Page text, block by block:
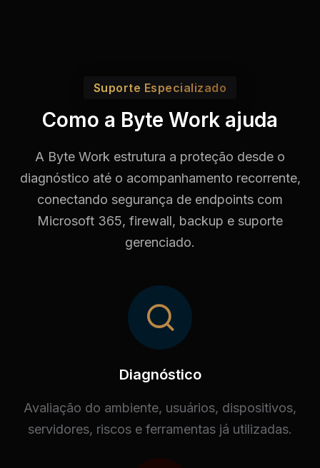
Suporte Especializado
Como a Byte Work ajuda
A Byte Work estrutura a proteção desde o
diagnóstico até o acompanhamento recorrente,
conectando segurança de endpoints com
Microsoft 365, firewall, backup e suporte
gerenciado.
Diagnóstico
Avaliação do ambiente, usuários, dispositivos,
servidores, riscos e ferramentas já utilizadas.